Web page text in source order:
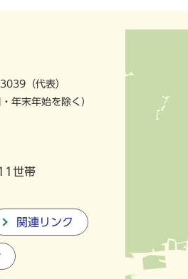
（代表）
年末年始を除く）
世帯
関連リンク